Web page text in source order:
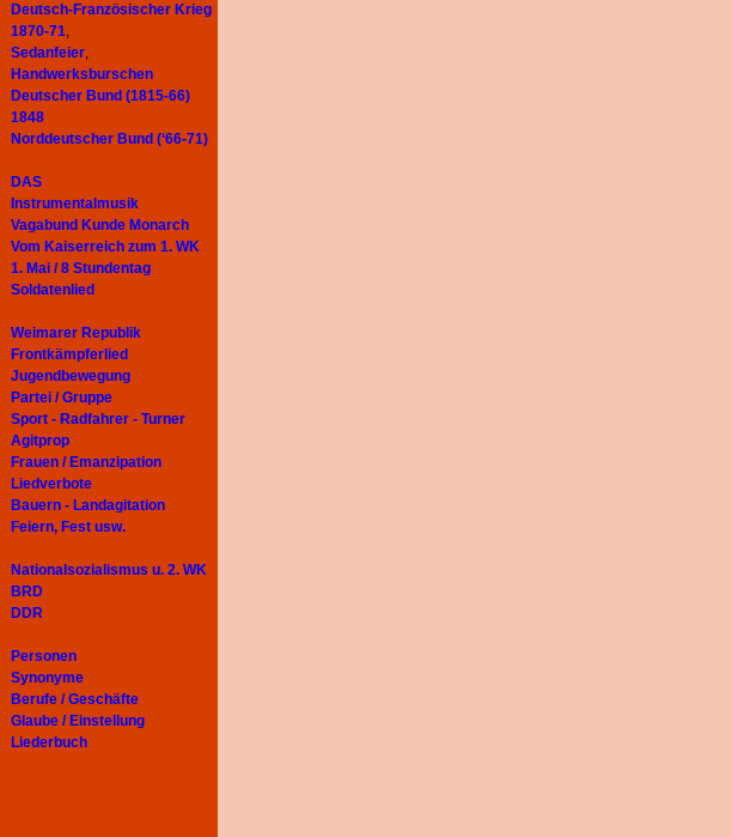
Deutsch-Französischer Krieg
1870-71,
Sedanfeier,
Handwerksburschen
Deutscher Bund (1815-66)
1848
Norddeutscher Bund (‘66-71)
DAS
Instrumentalmusik
Vagabund Kunde Monarch
Vom Kaiserreich zum 1. WK
1. Mai / 8 Stundentag
Soldatenlied
Weimarer Republik
Frontkämpferlied
Jugendbewegung
Partei / Gruppe
Sport - Radfahrer - Turner
Agitprop
Frauen / Emanzipation
Liedverbote
Bauern - Landagitation
Feiern, Fest usw.
Nationalsozialismus u. 2. WK
BRD
DDR
Personen
Synonyme
Berufe / Geschäfte
Glaube / Einstellung
Liederbuch